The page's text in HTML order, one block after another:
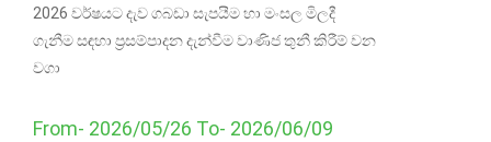
2026 වර්ෂයට දැව ගබඩා සැපයීම හා මංසල මිලදී
ගැනීම සඳහා ප්‍රසම්පාදන දැන්වීම වාණිජ තුනී කිරීම් වන
වගා
From- 2026/05/26 To- 2026/06/09